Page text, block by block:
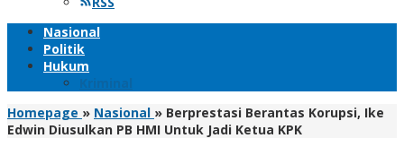
Nasional
Politik
Hukum
Kriminal
Homepage » Nasional » Berprestasi Berantas Korupsi, Ike
Edwin Diusulkan PB HMI Untuk Jadi Ketua KPK